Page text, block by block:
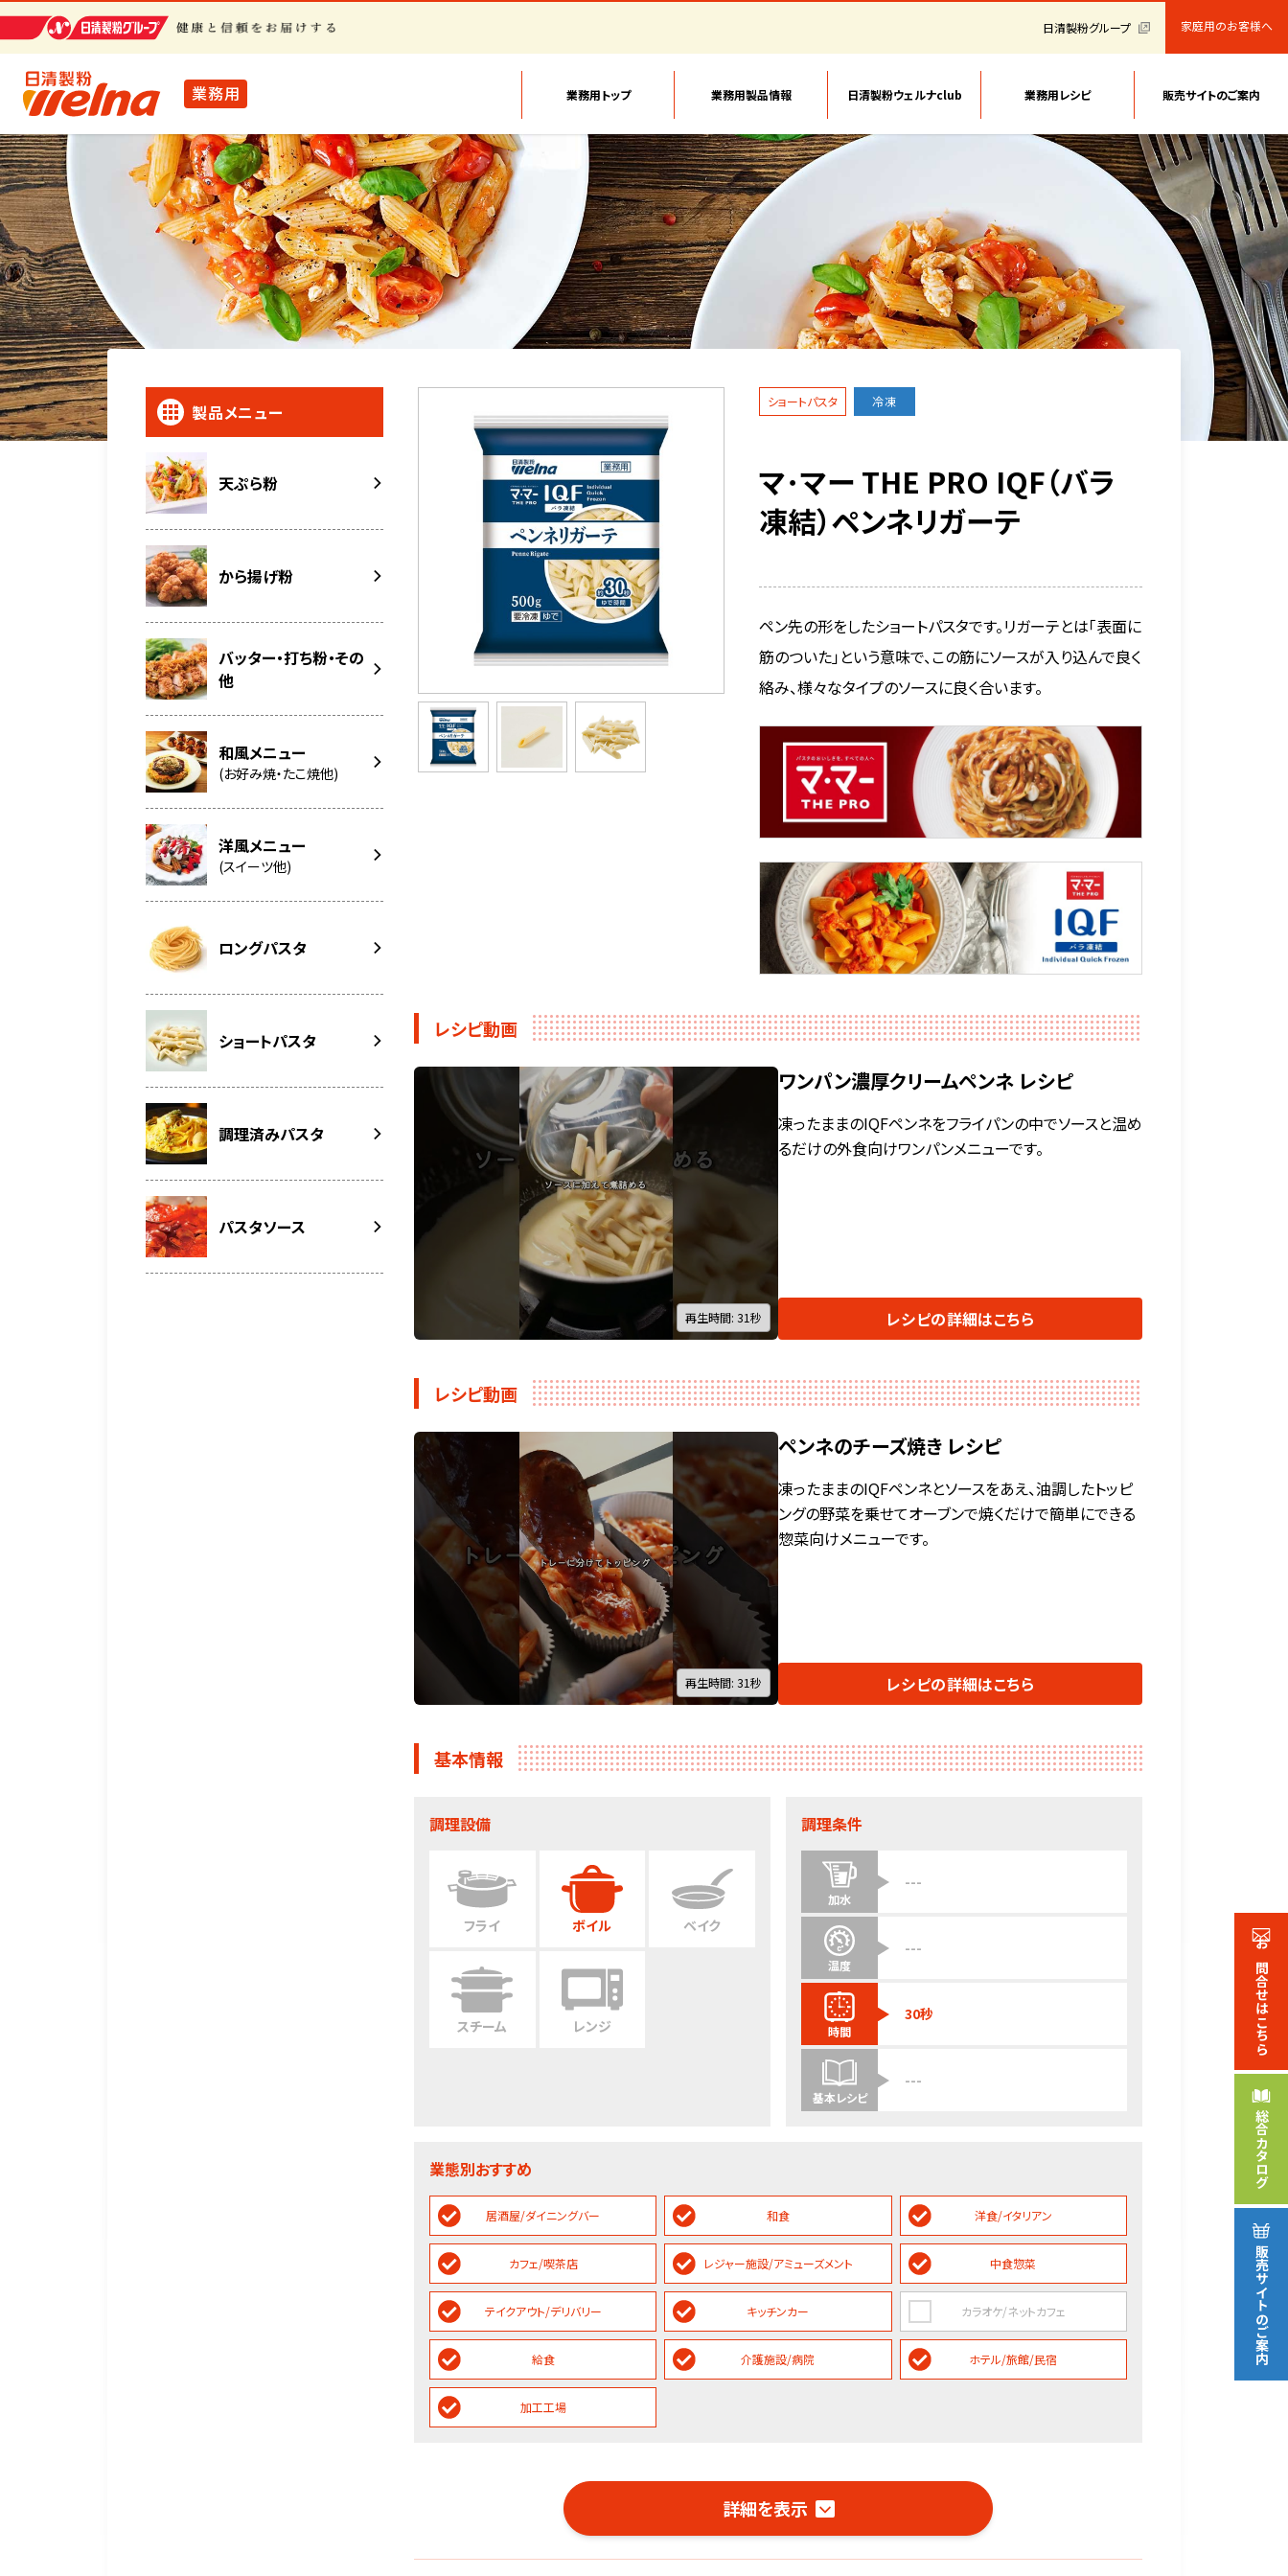
日清製粉グループ 家庭用のお客様へ
業務用 業務用トップ 業務用製品情報 日清製粉ウェルナclub 業務用レシピ 販売サイトのご案内
お問合せ
はこちら
総合
カタログ
販売サイト
のご案内
ショートパスタ 冷凍
マ･マー THE PRO IQF（バラ
凍結）ペンネリガーテ
ペン先の形をしたショートパスタです。リガーテとは「表面に
筋のついた」という意味で、この筋にソースが入り込んで良く
絡み、様々なタイプのソースに良く合います。
レシピ動画
再生時間: 31秒
ワンパン濃厚クリームペンネ レシピ
凍ったままのIQFペンネをフライパンの中でソースと温め
るだけの外食向けワンパンメニューです。
レシピの詳細はこちら
レシピ動画
再生時間: 31秒
ペンネのチーズ焼き レシピ
凍ったままのIQFペンネとソースをあえ、油調したトッピ
ングの野菜を乗せてオーブンで焼くだけで簡単にできる
惣菜向けメニューです。
レシピの詳細はこちら
基本情報
調理設備
フライ ボイル ベイク
スチーム レンジ
調理条件
加水
---
温度
---
時間
30秒
基本レシピ
---
業態別おすすめ
居酒屋/ダイニングバー 和食 洋食/イタリアン
カフェ/喫茶店 レジャー施設/アミューズメント 中食惣菜
テイクアウト/デリバリー キッチンカー カラオケ/ネットカフェ
給食 介護施設/病院 ホテル/旅館/民宿
加工工場
詳細を表示
製品メニュー
天ぷら粉
から揚げ粉
バッター・打ち粉・その
他
和風メニュー
(お好み焼・たこ焼他)
洋風メニュー
(スイーツ他)
ロングパスタ
ショートパスタ
調理済みパスタ
パスタソース